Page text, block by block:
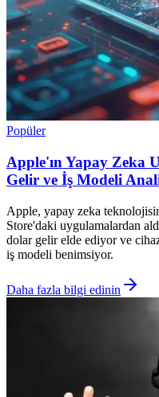
Popüler
Apple'ın Yapay Zeka
Gelir ve İş Modeli
Apple, yapay zeka
Store'daki uygulamalardan
dolar gelir elde ediyor ve
iş modeli benimsiyor.
Daha fazla bilgi edinin